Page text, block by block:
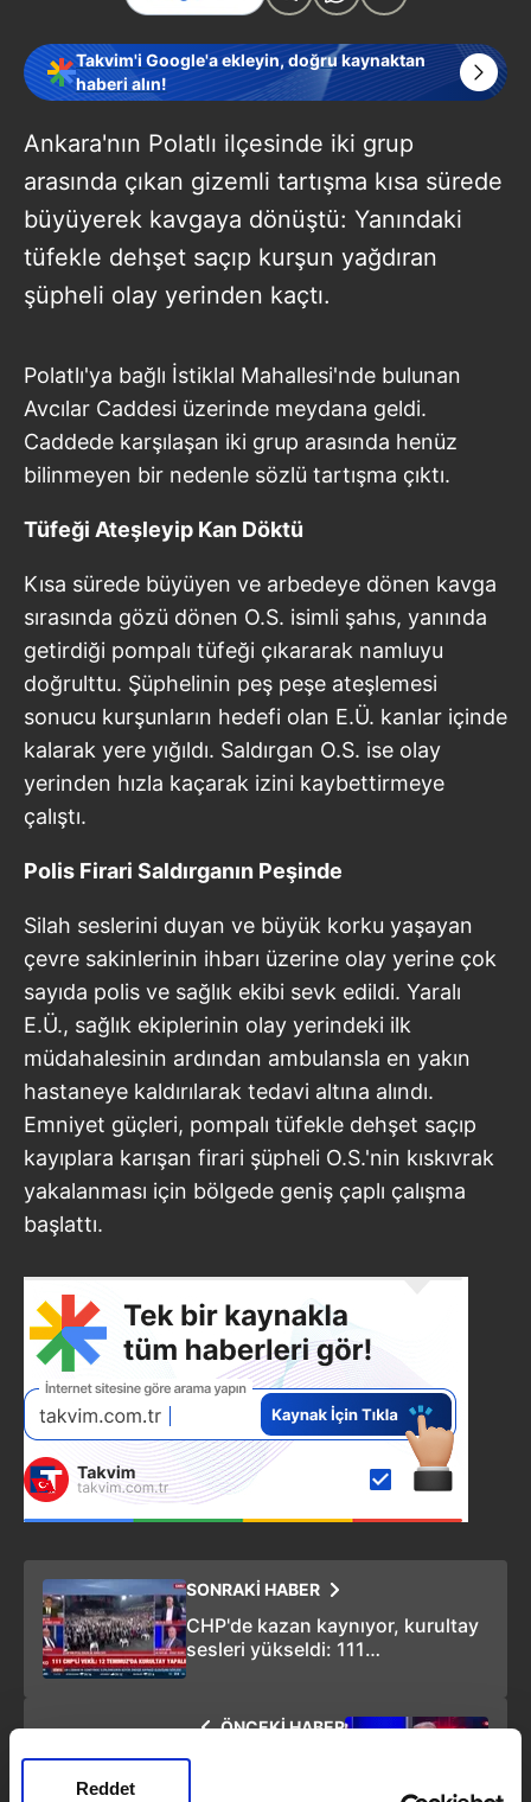
Reddet
Takvim'i Google'a ekleyin, doğru kaynaktan
haberi alın!
Ankara'nın Polatlı ilçesinde iki grup
arasında çıkan gizemli tartışma kısa sürede
büyüyerek kavgaya dönüştü: Yanındaki
tüfekle dehşet saçıp kurşun yağdıran
şüpheli olay yerinden kaçtı.
Polatlı'ya bağlı İstiklal Mahallesi'nde bulunan
Avcılar Caddesi üzerinde meydana geldi.
Caddede karşılaşan iki grup arasında henüz
bilinmeyen bir nedenle sözlü tartışma çıktı.
Tüfeği Ateşleyip Kan Döktü
Kısa sürede büyüyen ve arbedeye dönen kavga
sırasında gözü dönen O.S. isimli şahıs, yanında
getirdiği pompalı tüfeği çıkararak namluyu
doğrulttu. Şüphelinin peş peşe ateşlemesi
sonucu kurşunların hedefi olan E.Ü. kanlar içinde
kalarak yere yığıldı. Saldırgan O.S. ise olay
yerinden hızla kaçarak izini kaybettirmeye
çalıştı.
Polis Firari Saldırganın Peşinde
Silah seslerini duyan ve büyük korku yaşayan
çevre sakinlerinin ihbarı üzerine olay yerine çok
sayıda polis ve sağlık ekibi sevk edildi. Yaralı
E.Ü., sağlık ekiplerinin olay yerindeki ilk
müdahalesinin ardından ambulansla en yakın
hastaneye kaldırılarak tedavi altına alındı.
Emniyet güçleri, pompalı tüfekle dehşet saçıp
kayıplara karışan firari şüpheli O.S.'nin kıskıvrak
yakalanması için bölgede geniş çaplı çalışma
başlattı.
SONRAKİ HABER
CHP'de kazan kaynıyor, kurultay
sesleri yükseldi: 111
ÖNCEKİ HABER
Öğrenci affı bekleyenlere "Az
kaldı" mesajı: TBMM tatile